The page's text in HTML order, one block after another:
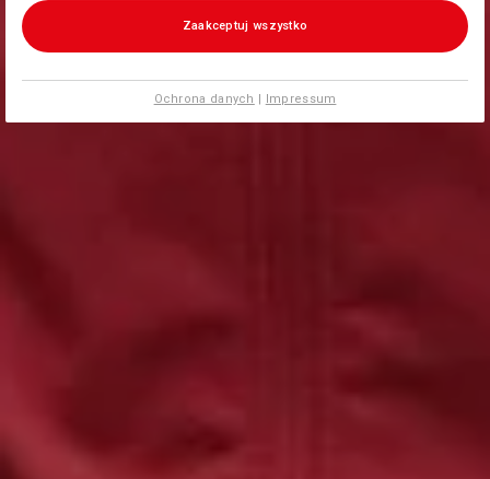
Zaakceptuj wszystko
Ochrona danych | Impressum